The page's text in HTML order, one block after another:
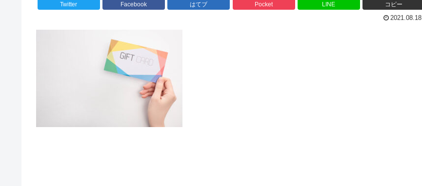
Twitter Facebook はてブ Pocket LINE コピー
2021.08.18